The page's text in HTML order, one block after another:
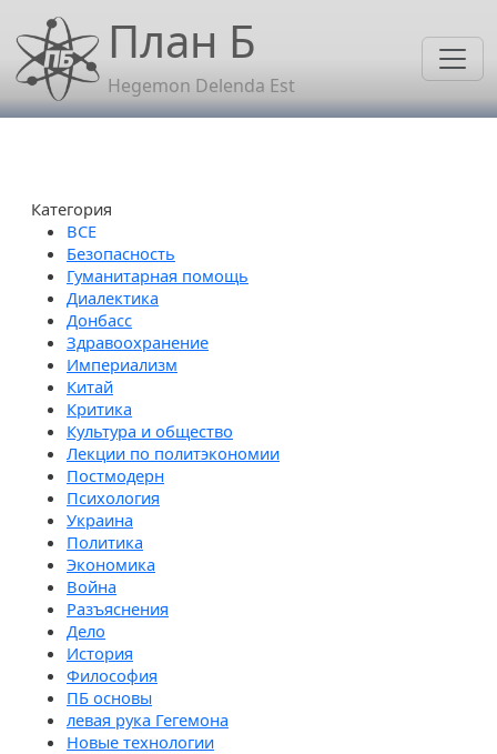
Перейти к основному содержанию
План Б
Hegemon Delenda Est
Категория
Безопасность
Гуманитарная помощь
Диалектика
Донбасс
Здравоохранение
Империализм
Китай
Критика
Культура и общество
Лекции по политэкономии
Постмодерн
Психология
Украина
Политика
Экономика
Война
Разъяснения
Дело
История
Философия
ПБ основы
левая рука Гегемона
Новые технологии